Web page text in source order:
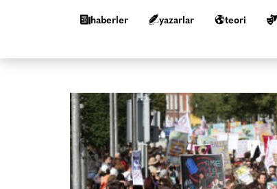
haberler yazarlar teori